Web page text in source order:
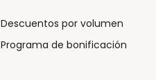
Descuentos por volumen
Programa de bonificación